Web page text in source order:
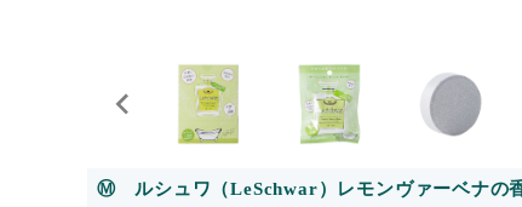
Ⓜ ルシュワ（LeSchwar）レモンヴァーベナの